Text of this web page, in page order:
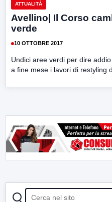
ATTUALITÀ
Avellino| Il Corso
verde
10 OTTOBRE 2017
Undici aree verdi per dire
a fine mese i lavori di restyling
CERCA